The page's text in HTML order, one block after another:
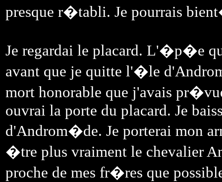
presque r�tabli. Je pourrais
Je regardai le placard. L'�p�e
avant que je quitte l'�le
mort honorable que j'avais
ouvrai la porte du placard. Je
d'Androm�de. Je porterai mon
�tre plus vraiment le chevalier
proche de mes fr�res que